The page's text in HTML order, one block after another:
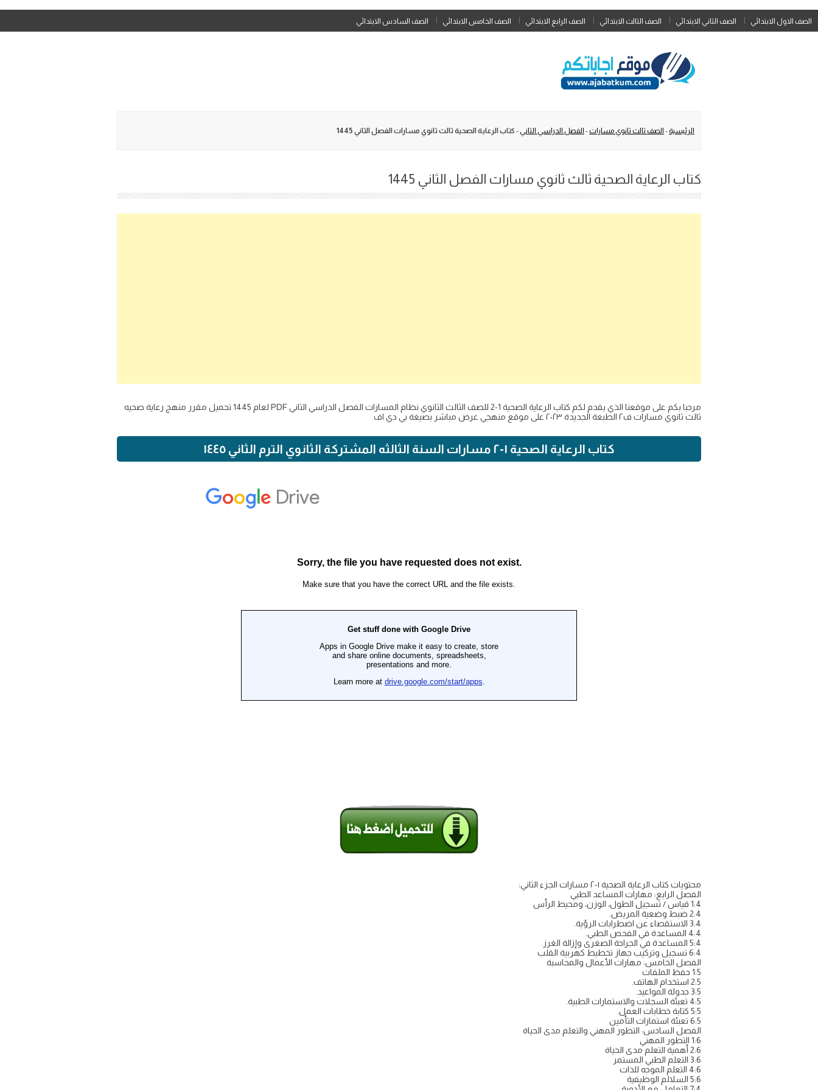
Skip
to
الصف الاول الابتدائي الصف الثاني الابتدائي الصف الثالث الابتدائي الصف الرابع الابتدائي الصف الخامس الابتدائي الصف السادس الابتدائي
الرئيسية - الصف ثالث ثانوي مسارات- الفصل الدراسي الثاني - كتاب الرعاية الصحية ثالث ثانوي مسارات الفصل الثاني 1445
كتاب الرعاية الصحية ثالث ثانوي مسارات الفصل الثاني 1445
مرحبا بكم على موقعنا الذي يقدم لكم كتاب الرعاية الصحية 1-2 للصف الثالث الثانوي نظام المسارات الفصل الدراسي الثاني PDF لعام 1445 تحميل مقرر منهج رعاية صحيه
ثالث ثانوي مسارات ف٢ الطبعة الجديدة ٢٠٢٣ على موقع منهجي عرض مباشر بصيغة بي دي اف
كتاب الرعاية الصحية ١-٢ مسارات السنة الثالثه المشتركة الثانوي الترم الثاني ١٤٤٥
محتويات كتاب الرعاية الصحية ١-٢ مسارات الجزء الثاني:
الفصل الرابع: مهارات المساعد الطبي
1:4 قياس / تسجيل الطول، الوزن، ومحيط الرأس
2:4 ضبط وضعية المريض.
3:4 الاستقصاء عن اضطرابات الرؤية.
4:4 المساعدة في الفحص الطبي.
5:4 المساعدة في الجراحة الصغرى وإزالة الغرز.
6:4 تسجيل وتركيب جهاز تخطيط كهربية القلب
الفصل الخامس: مهارات الأعمال والمحاسبة
1:5 حفظ الملفات
2:5 استخدام الهاتف.
3:5 جدولة المواعيد.
4:5 تعبئة السجلات والاستمارات الطبية.
5:5 كتابة خطابات العمل.
6:5 تعبئة استمارات التأمين
الفصل السادس: التطور المهني والتعلم مدى الحياة
1:6 التطور المهني
2:6 أهمية التعلم مدى الحياة
3:6 التعلم الطبي المستمر
4:6 التعلم الموجه للذات
5:6 السلالم الوظيفية